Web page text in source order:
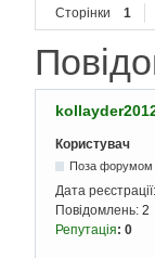
Сторінки 1
Користувач
Поза форумом
Дата реєстрації:
Повідомлень: 2
Репутація: 0